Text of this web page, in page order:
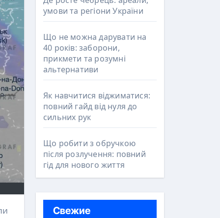
умови та регіони України
Що не можна дарувати на
40 років: заборони,
прикмети та розумні
альтернативи
Як навчитися віджиматися:
повний гайд від нуля до
сильних рук
Що робити з обручкою
після розлучення: повний
гід для нового життя
Свежие